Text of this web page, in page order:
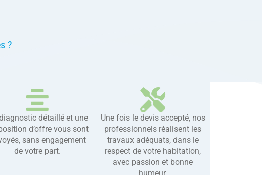
?
détaillé et une
d’offre vous sont
sans engagement
de votre part.
Une fois le devis accepté, nos
professionnels réalisent les
travaux adéquats, dans le
respect de votre habitation,
avec passion et bonne